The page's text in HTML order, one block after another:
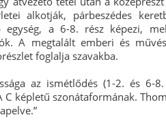
alkotják, párbeszédes
egység, a 6-8. rész képezi,
A megtalált emberi és
foglalja szavakba.
az ismétlődés (1-2. és 6-
C képletű szonátaformának.